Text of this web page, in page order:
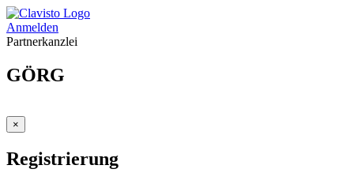
Anmelden
Partnerkanzlei
GÖRG
×
Registrierung